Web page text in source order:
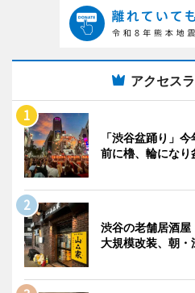
アクセス
「渋谷盆踊り」
前に櫓、輪になり
渋谷の老舗居酒
大規模改装、朝・